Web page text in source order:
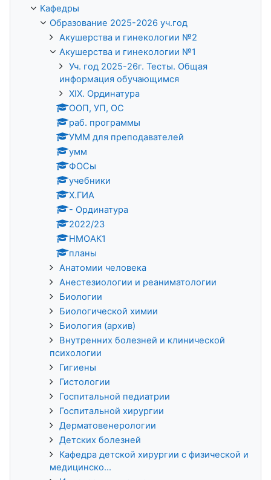
Кафедры
Образование 2025-2026 уч.год
Акушерства и гинекологии №2
Акушерства и гинекологии №1
Уч. год 2025-26г. Тесты. Общая
информация обучающимся
XIX. Ординатура
ООП, УП, ОС
раб. программы
УММ для преподавателей
умм
ФОСы
учебники
X.ГИА
- Ординатура
2022/23
НМОАК1
планы
Анатомии человека
Анестезиологии и реаниматологии
Биологии
Биологической химии
Биология (архив)
Внутренних болезней и клинической
психологии
Гигиены
Гистологии
Госпитальной педиатрии
Госпитальной хирургии
Дерматовенерологии
Детских болезней
Кафедра детской хирургии с физической и
медицинско...